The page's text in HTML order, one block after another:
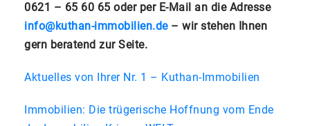
0621 – 65 60 65 oder per E-Mail an die Adresse
info@kuthan-immobilien.de– wir stehen Ihnen
gern beratend zur Seite.
Aktuelles von Ihrer Nr. 1 – Kuthan-Immobilien
Immobilien: Die trügerische Hoffnung vom Ende